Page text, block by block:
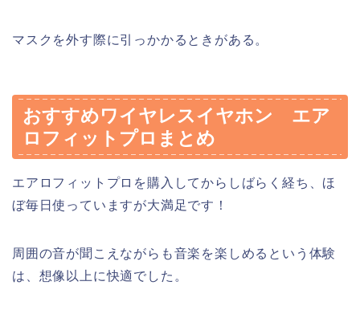
マスクを外す際に引っかかるときがある。
おすすめワイヤレスイヤホン エア
ロフィットプロまとめ
エアロフィットプロを購入してからしばらく経ち、ほ
ぼ毎日使っていますが大満足です！
周囲の音が聞こえながらも音楽を楽しめるという体験
は、想像以上に快適でした。